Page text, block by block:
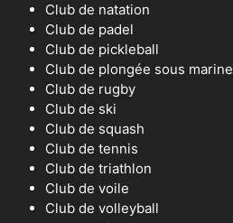
Club de natation
Club de padel
Club de pickleball
Club de plongée sous marine
Club de rugby
Club de ski
Club de squash
Club de tennis
Club de triathlon
Club de voile
Club de volleyball